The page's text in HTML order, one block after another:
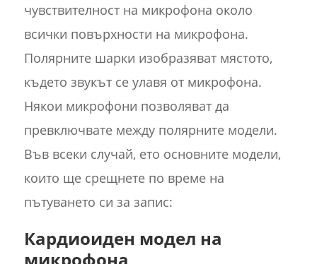
чувствителност на микрофона около
всички повърхности на микрофона.
Полярните шарки изобразяват мястото,
където звукът се улавя от микрофона.
Някои микрофони позволяват да
превключвате между полярните модели.
Във всеки случай, ето основните модели,
които ще срещнете по време на
пътуването си за запис:
Кардиоиден модел на
микрофона